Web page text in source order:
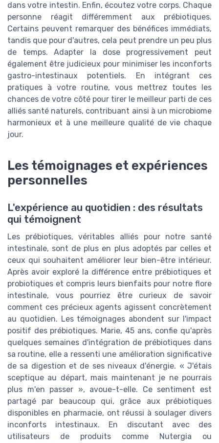
dans votre intestin. Enfin, écoutez votre corps. Chaque
personne réagit différemment aux prébiotiques.
Certains peuvent remarquer des bénéfices immédiats,
tandis que pour d'autres, cela peut prendre un peu plus
de temps. Adapter la dose progressivement peut
également être judicieux pour minimiser les inconforts
gastro-intestinaux potentiels. En intégrant ces
pratiques à votre routine, vous mettrez toutes les
chances de votre côté pour tirer le meilleur parti de ces
alliés santé naturels, contribuant ainsi à un microbiome
harmonieux et à une meilleure qualité de vie chaque
jour.
Les témoignages et expériences
personnelles
L'expérience au quotidien : des résultats
qui témoignent
Les prébiotiques, véritables alliés pour notre santé
intestinale, sont de plus en plus adoptés par celles et
ceux qui souhaitent améliorer leur bien-être intérieur.
Après avoir exploré la différence entre prébiotiques et
probiotiques et compris leurs bienfaits pour notre flore
intestinale, vous pourriez être curieux de savoir
comment ces précieux agents agissent concrètement
au quotidien. Les témoignages abondent sur l'impact
positif des prébiotiques. Marie, 45 ans, confie qu'après
quelques semaines d'intégration de prébiotiques dans
sa routine, elle a ressenti une amélioration significative
de sa digestion et de ses niveaux d'énergie. « J'étais
sceptique au départ, mais maintenant je ne pourrais
plus m'en passer », avoue-t-elle. Ce sentiment est
partagé par beaucoup qui, grâce aux prébiotiques
disponibles en pharmacie, ont réussi à soulager divers
inconforts intestinaux. En discutant avec des
utilisateurs de produits comme Nutergia ou